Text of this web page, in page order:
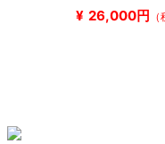
¥ 26,000円